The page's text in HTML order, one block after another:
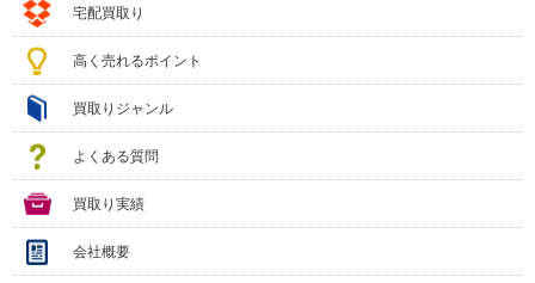
宅配買取り
高く売れるポイント
買取りジャンル
よくある質問
買取り実績
会社概要